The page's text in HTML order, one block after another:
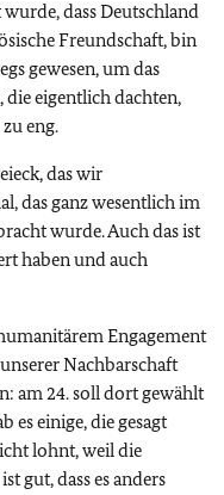
dass Deutschland
Freundschaft, bin
gewesen, um das
eigentlich dachten,
eng.
das wir
das ganz wesentlich im
wurde. Auch das ist
haben und auch
Engagement
Nachbarschaft
am 24. soll dort gewählt
es einige, die gesagt
lohnt, weil die
gut, dass es anders